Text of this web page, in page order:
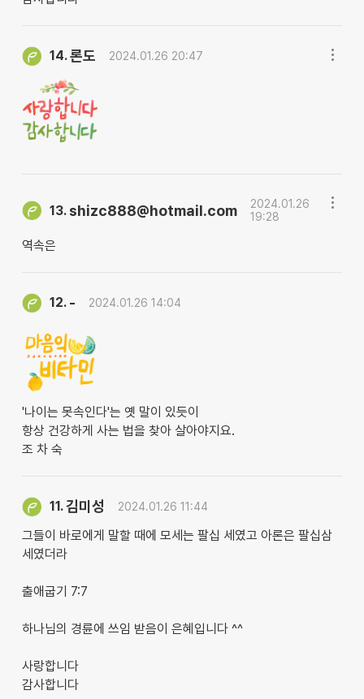
14.론도 2024.01.26 20:47
13. shizc888@hotmail.com
2024.01.26
19:28
역속은
12. - 2024.01.26 14:04
'나이는 못속인다'는 옛 말이 있듯이
항상 건강하게 사는 법을 찾아 살아야지요.
조 차 숙
11.김미성 2024.01.26 11:44
그들이 바로에게 말할 때에 모세는 팔십 세였고 아론은 팔십삼
세였더라
출애굽기 7:7
하나님의 경륜에 쓰임 받음이 은혜입니다 ^^
사랑합니다
감사합니다